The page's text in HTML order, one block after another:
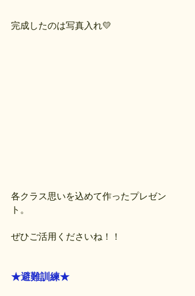
完成したのは写真入れ💛
各クラス思いを込めて作ったプレゼン
ト。
ぜひご活用くださいね！！
★避難訓練★